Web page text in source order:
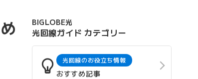
BIGLOBE光
光回線ガイド カテゴリー
光回線のお役立ち情報
おすすめ記事